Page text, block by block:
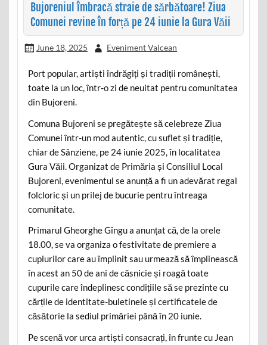
Bujoreniul îmbracă straie de sărbătoare! Ziua
Comunei revine în forță pe 24 iunie la Gura Văii
June 18, 2025 Eveniment Valcean
Port popular, artiști îndrăgiți și tradiții românești,
toate la un loc, într-o zi de neuitat pentru comunitatea
din Bujoreni.
Comuna Bujoreni se pregătește să celebreze Ziua
Comunei într-un mod autentic, cu suflet și tradiție,
chiar de Sânziene, pe 24 iunie 2025, în localitatea
Gura Văii. Organizat de Primăria și Consiliul Local
Bujoreni, evenimentul se anunță a fi un adevărat regal
folcloric și un prilej de bucurie pentru întreaga
comunitate.
Primarul Gheorghe Gîngu a anunțat că, de la orele
18.00, se va organiza o festivitate de premiere a
cuplurilor care au împlinit sau urmează să împlinească
în acest an 50 de ani de căsnicie și roagă toate
cupurile care îndeplinesc condițiile să se prezinte cu
cărțile de identitate-buletinele și certificatele de
căsătorie la sediul primăriei până în 20 iunie.
Pe scenă vor urca artiști consacrați, în frunte cu Jean